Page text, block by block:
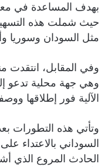
بهدف المساعدة في
حيث شملت هذه
مثل السودان وسوريا
وفي المقابل، انتقدت
وهي جهة محلية تدعو
الآلية فور إطلاقها
وتأتي هذه التطورات
السوداني بالاعتداء
الحادث المروع الذي